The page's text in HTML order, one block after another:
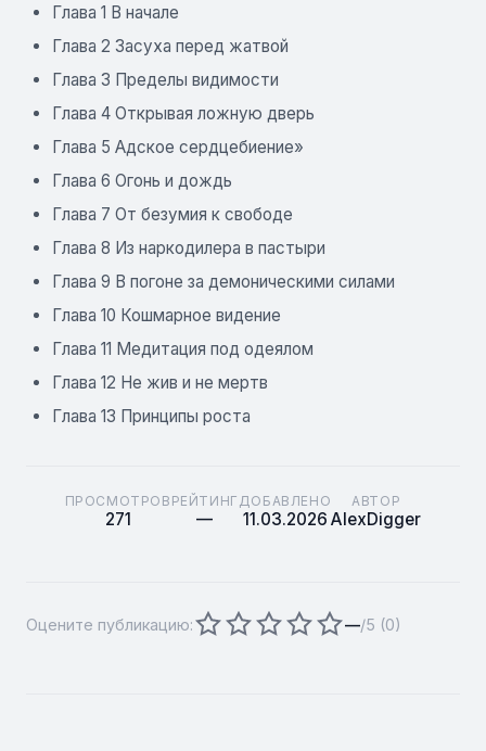
Глава 1 В начале
Глава 2 Засуха перед жатвой
Глава 3 Пределы видимости
Глава 4 Открывая ложную дверь
Глава 5 Адское сердцебиение»
Глава 6 Огонь и дождь
Глава 7 От безумия к свободе
Глава 8 Из наркодилера в пастыри
Глава 9 В погоне за демоническими силами
Глава 10 Кошмарное видение
Глава 11 Медитация под одеялом
Глава 12 Не жив и не мертв
Глава 13 Принципы роста
ПРОСМОТРОВ
271
РЕЙТИНГ
—
ДОБАВЛЕНО
11.03.2026
АВТОР
AlexDigger
Оцените публикацию: —/5 (0)